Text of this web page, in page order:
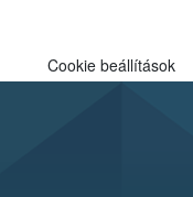
Cookie beállítások